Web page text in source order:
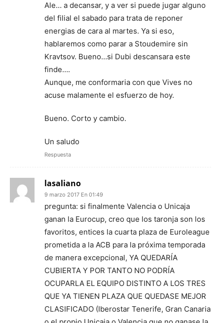
Ale… a decansar, y a ver si puede jugar alguno
del filial el sabado para trata de reponer
energias de cara al martes. Ya si eso,
hablaremos como parar a Stoudemire sin
Kravtsov. Bueno…si Dubi descansara este
finde….
Aunque, me conformaria con que Vives no
acuse malamente el esfuerzo de hoy.
Bueno. Corto y cambio.
Un saludo
Respuesta
lasaliano
9 marzo 2017 En 01:49
pregunta: si finalmente Valencia o Unicaja
ganan la Eurocup, creo que los taronja son los
favoritos, entices la cuarta plaza de Euroleague
prometida a la ACB para la próxima temporada
de manera excepcional, YA QUEDARÍA
CUBIERTA Y POR TANTO NO PODRÍA
OCUPARLA EL EQUIPO DISTINTO A LOS TRES
QUE YA TIENEN PLAZA QUE QUEDASE MEJOR
CLASIFICADO (Iberostar Tenerife, Gran Canaria